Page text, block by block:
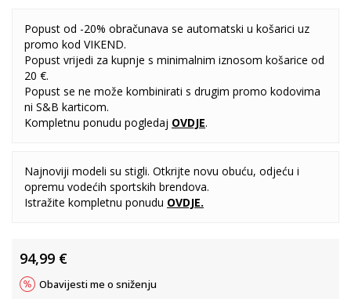
Popust od -20% obračunava se automatski u košarici uz
promo kod VIKEND.
Popust vrijedi za kupnje s minimalnim iznosom košarice od
20 €.
Popust se ne može kombinirati s drugim promo kodovima
ni S&B karticom.
Kompletnu ponudu pogledaj OVDJE.
Najnoviji modeli su stigli. Otkrijte novu obuću, odjeću i
opremu vodećih sportskih brendova.
Istražite kompletnu ponudu OVDJE.
94,99 €
Obavijesti me o sniženju